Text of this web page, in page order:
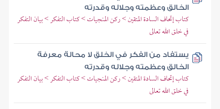
الخالق وعظمته وجلاله وقدرته
كتاب إتحاف السادة المتقين > ركن المنجيات > كتاب التفكر > بيان التفكر
في خلق الله تعالى
يستفاد من الفكر في الخلق لا محالة معرفة
الخالق وعظمته وجلاله وقدرته
كتاب إتحاف السادة المتقين > ركن المنجيات > كتاب التفكر > بيان التفكر
في خلق الله تعالى